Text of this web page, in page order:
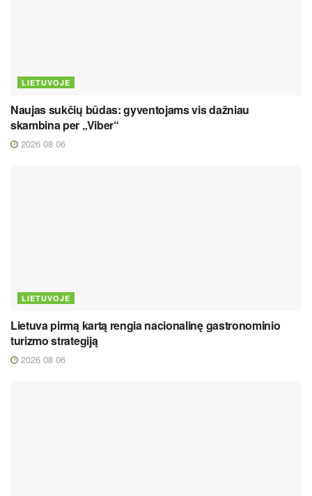
LIETUVOJE
Naujas sukčių būdas: gyventojams vis dažniau
skambina per „Viber“
2026 08 06
LIETUVOJE
Lietuva pirmą kartą rengia nacionalinę gastronominio
turizmo strategiją
2026 08 06